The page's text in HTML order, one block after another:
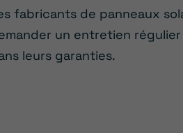
fabricants de panneaux
un entretien
leurs garanties.